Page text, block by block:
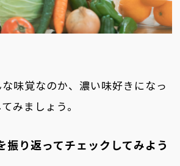
味覚なのか、濃い味好きになっ
みましょう。
振り返ってチェックしてみよう